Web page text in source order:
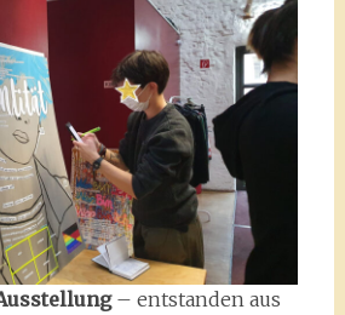
– entstanden aus